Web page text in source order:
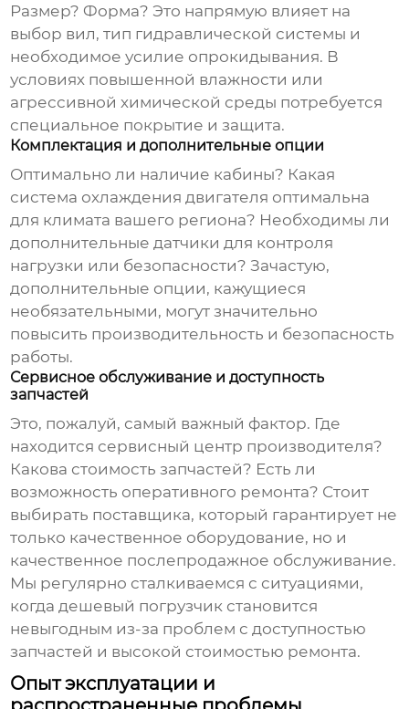
Размер? Форма? Это напрямую влияет на
выбор вил, тип гидравлической системы и
необходимое усилие опрокидывания. В
условиях повышенной влажности или
агрессивной химической среды потребуется
специальное покрытие и защита.
Комплектация и дополнительные опции
Оптимально ли наличие кабины? Какая
система охлаждения двигателя оптимальна
для климата вашего региона? Необходимы ли
дополнительные датчики для контроля
нагрузки или безопасности? Зачастую,
дополнительные опции, кажущиеся
необязательными, могут значительно
повысить производительность и безопасность
работы.
Сервисное обслуживание и доступность
запчастей
Это, пожалуй, самый важный фактор. Где
находится сервисный центр производителя?
Какова стоимость запчастей? Есть ли
возможность оперативного ремонта? Стоит
выбирать поставщика, который гарантирует не
только качественное оборудование, но и
качественное послепродажное обслуживание.
Мы регулярно сталкиваемся с ситуациями,
когда дешевый погрузчик становится
невыгодным из-за проблем с доступностью
запчастей и высокой стоимостью ремонта.
Опыт эксплуатации и